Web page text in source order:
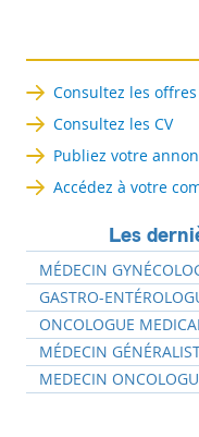
Consultez les offres
Consultez les CV
Publiez votre
Accédez à votre
Les
MÉDECIN
GASTRO-
ONCOLOGUE
MÉDECIN
MEDECIN